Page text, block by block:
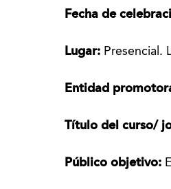
Fecha de
Lugar: Presencial.
Entidad
Título del curso/
Público objetivo: